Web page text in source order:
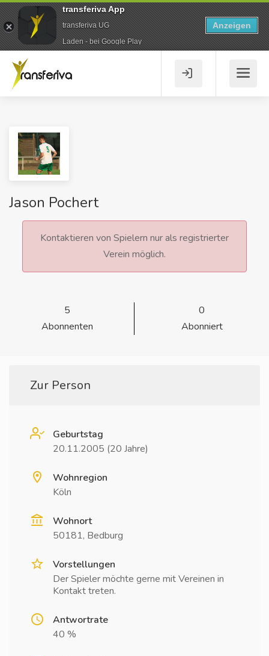
Jason Pochert
Kontaktieren von Spielern nur als registrierter
Verein möglich.
5
Abonnenten
0
Abonniert
Zur Person
Geburtstag
20.11.2005 (20 Jahre)
Wohnregion
Köln
Wohnort
50181, Bedburg
Vorstellungen
Der Spieler möchte gerne mit Vereinen in
Kontakt treten.
Antwortrate
40 %
transferiva App
transferiva UG
Laden - bei Google Play
Anzeigen